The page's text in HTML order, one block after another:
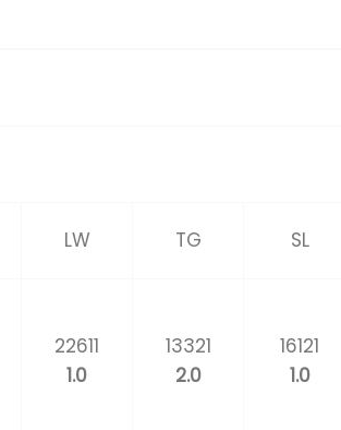
LW TG SL
22611
1.0
13321
2.0
16121
1.0